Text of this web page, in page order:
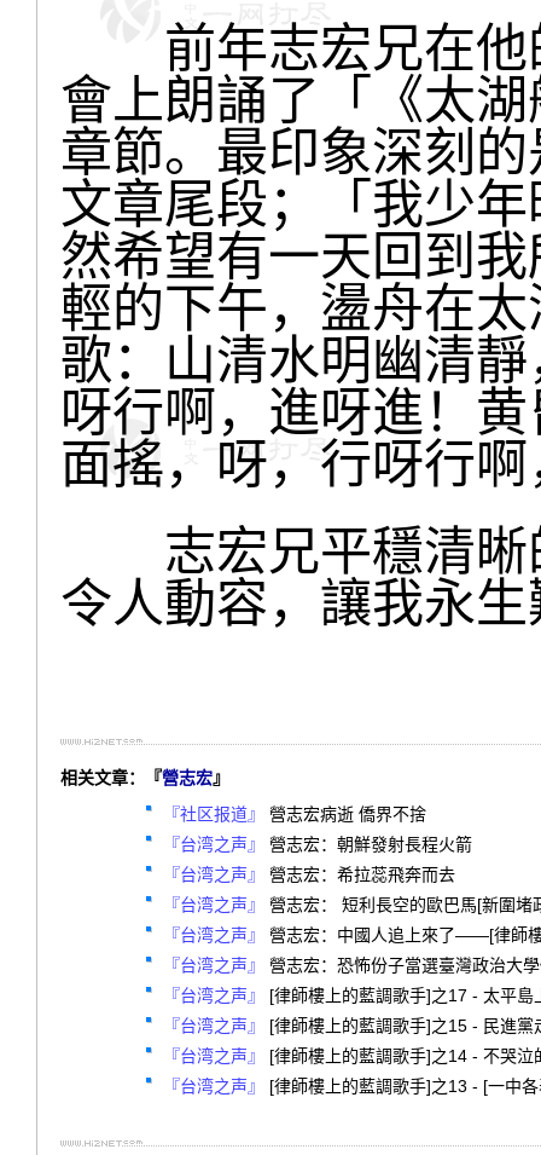
前年志宏兄在他
會上朗誦了「《太
章節。最印象深刻
文章尾段；「我少
然希望有一天回到
輕的下午，盪舟在
歌：山清水明幽清
呀行啊，進呀進！
面搖，呀，行呀行
志宏兄平穩清晰
令人動容，讓我永
相关文章：『營志宏』
『社区报道』
營志宏病逝 僑界不捨
『台湾之声』
營志宏：朝鮮發射長程火箭
『台湾之声』
營志宏：希拉蕊飛奔而去
『台湾之声』
營志宏： 短利長空的歐巴馬[新圍
『台湾之声』
營志宏：中國人追上來了——[律師
『台湾之声』
營志宏：恐怖份子當選臺灣政治大
『台湾之声』
[律師樓上的藍調歌手]之17 - 太平島
『台湾之声』
[律師樓上的藍調歌手]之15 - 民進黨
『台湾之声』
[律師樓上的藍調歌手]之14 - 不哭泣
『台湾之声』
[律師樓上的藍調歌手]之13 - [一中